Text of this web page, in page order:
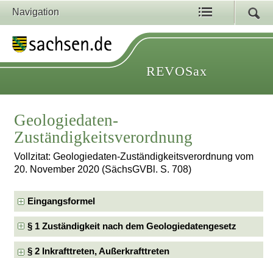
Navigation
REVOSax
Geologiedaten-
Zuständigkeitsverordnung
Vollzitat: Geologiedaten-Zuständigkeitsverordnung vom
20. November 2020 (SächsGVBl. S. 708)
Eingangsformel
§ 1 Zuständigkeit nach dem Geologiedatengesetz
§ 2 Inkrafttreten, Außerkrafttreten